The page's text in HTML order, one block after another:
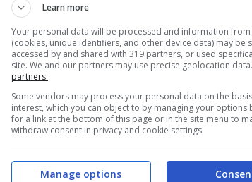
economica che tutti i lavoratori
lavorativa.
motivodell’interruzione del rapporto
. In questo caso si dovrà
però, che i lavoratori possono
in mancanza di liquidità. Come i
nel mese di gennaio.
Learn more
Your personal data will be processed and information from
(cookies, unique identifiers, and other device data) may be
accessed by and shared with 319 partners, or used
site. We and our partners may use precise geolocation data.
partners.
Some vendors may process your personal data on the
interest, which you can object to by managing your options
for a link at the bottom of this page or in the site menu to
withdraw consent in privacy and cookie settings.
Manage options